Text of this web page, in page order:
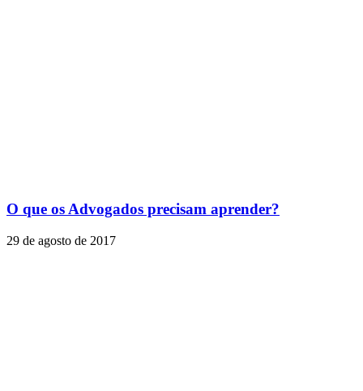
O que os Advogados precisam aprender?
29 de agosto de 2017